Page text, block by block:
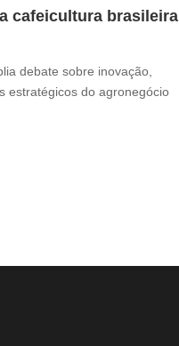
cafeicultura brasileira
debate sobre inovação,
estratégicos do agronegócio